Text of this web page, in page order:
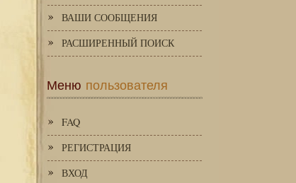
ВАШИ СООБЩЕНИЯ
РАСШИРЕННЫЙ ПОИСК
Меню пользователя
FAQ
РЕГИСТРАЦИЯ
ВХОД